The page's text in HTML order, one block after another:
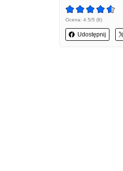
Ocena: 4.5/5 (8)
Udostępnij